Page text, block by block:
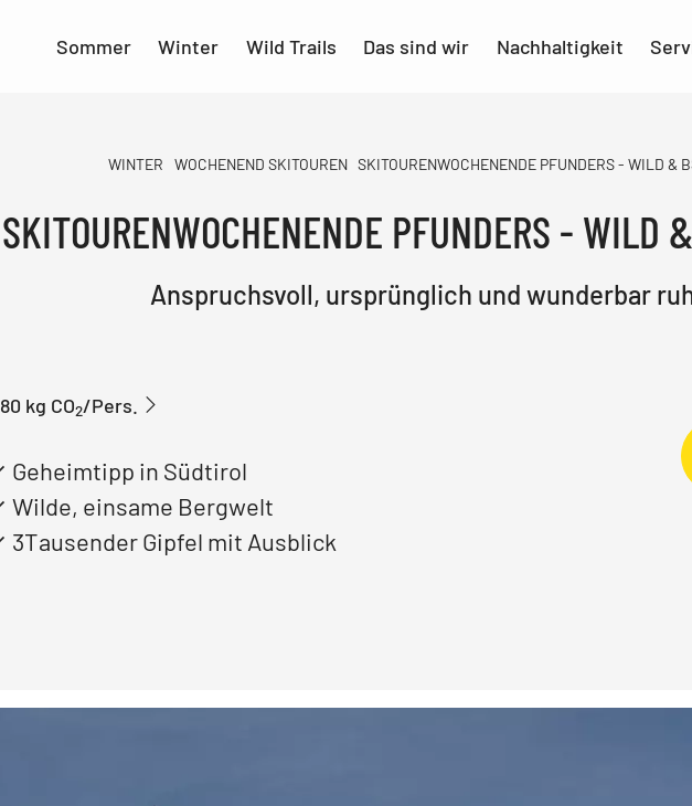
Sommer Winter Wild Trails Das sind wir Nachhaltigkeit
WINTER WOCHENEND SKITOUREN SKITOURENWOCHENENDE PFUNDERS - WILD &
SKITOURENWOCHENENDE PFUNDERS - WILD
Anspruchsvoll, ursprünglich und wunderbar
80 kg CO2/Pers.
Geheimtipp in Südtirol
Wilde, einsame Bergwelt
3Tausender Gipfel mit Ausblick